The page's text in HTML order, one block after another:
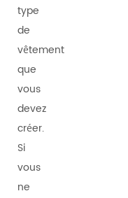
type
de
vêtement
que
vous
devez
créer.
Si
vous
ne